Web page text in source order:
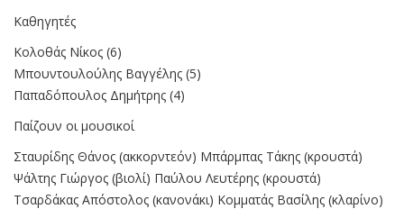
Καθηγητές
Κολοθάς Νίκος (6)
Μπουντουλούλης Βαγγέλης (5)
Παπαδόπουλος Δημήτρης (4)
Παίζουν οι μουσικοί
Σταυρίδης Θάνος (ακκορντεόν) Μπάρμπας Τάκης (κρουστά)
Ψάλτης Γιώργος (βιολί) Παύλου Λευτέρης (κρουστά)
Τσαρδάκας Απόστολος (κανονάκι) Κομματάς Βασίλης (κλαρίνο)